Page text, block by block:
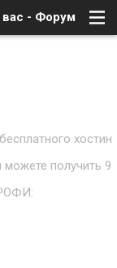
вас - Форум
хостин
получить 9